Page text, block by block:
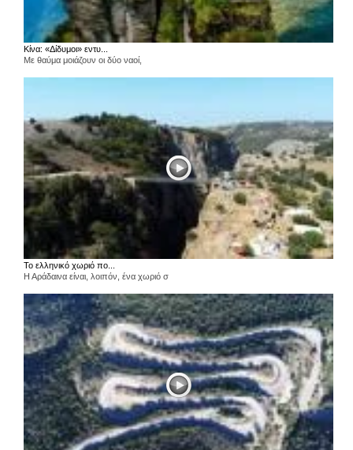
Κίνα: «Δίδυμοι» εντυ...
Με θαύμα μοιάζουν οι δύο ναοί,
Το ελληνικό χωριό πο...
Η Αράδαινα είναι, λοιπόν, ένα χωριό σ